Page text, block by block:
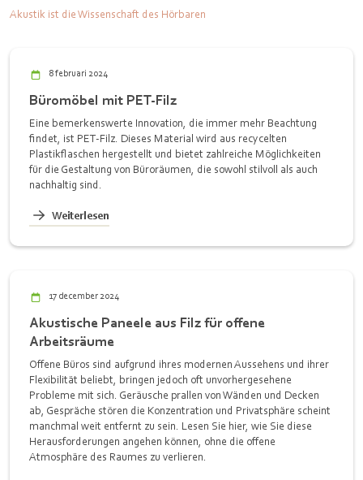
Akustik ist die Wissenschaft des Hörbaren
8 februari 2024
Büromöbel mit PET-Filz
Eine bemerkenswerte Innovation, die immer mehr Beachtung
findet, ist PET-Filz. Dieses Material wird aus recycelten
Plastikflaschen hergestellt und bietet zahlreiche Möglichkeiten
für die Gestaltung von Büroräumen, die sowohl stilvoll als auch
nachhaltig sind.
Weiterlesen
17 december 2024
Akustische Paneele aus Filz für offene
Arbeitsräume
Offene Büros sind aufgrund ihres modernen Aussehens und ihrer
Flexibilität beliebt, bringen jedoch oft unvorhergesehene
Probleme mit sich. Geräusche prallen von Wänden und Decken
ab, Gespräche stören die Konzentration und Privatsphäre scheint
manchmal weit entfernt zu sein. Lesen Sie hier, wie Sie diese
Herausforderungen angehen können, ohne die offene
Atmosphäre des Raumes zu verlieren.